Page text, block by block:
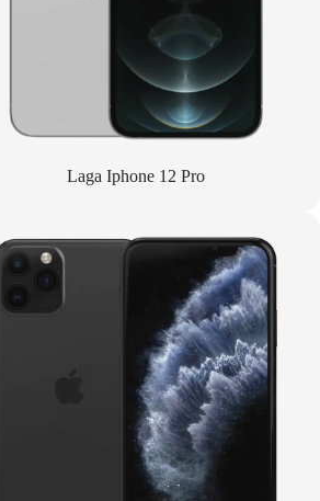
Laga Iphone 12 Pro